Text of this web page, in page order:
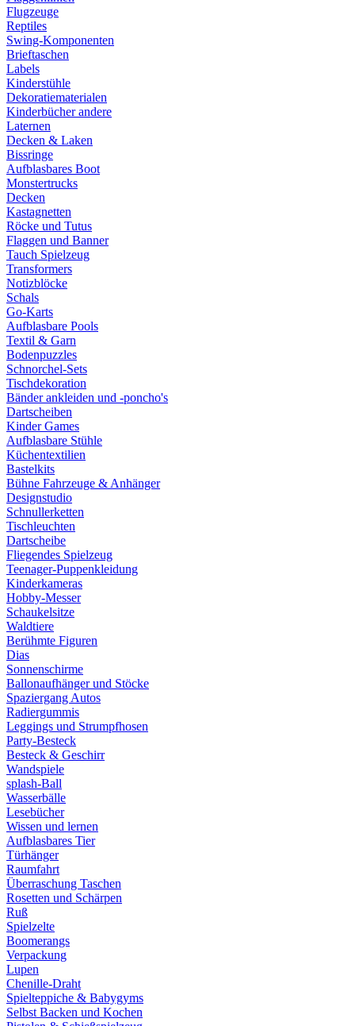
Flugzeuge
Reptiles
Swing-Komponenten
Brieftaschen
Labels
Kinderstühle
Dekoratiematerialen
Kinderbücher andere
Laternen
Decken & Laken
Bissringe
Aufblasbares Boot
Monstertrucks
Decken
Kastagnetten
Röcke und Tutus
Flaggen und Banner
Tauch Spielzeug
Transformers
Notizblöcke
Schals
Go-Karts
Aufblasbare Pools
Textil & Garn
Bodenpuzzles
Schnorchel-Sets
Tischdekoration
Bänder ankleiden und -poncho's
Dartscheiben
Kinder Games
Aufblasbare Stühle
Küchentextilien
Bastelkits
Bühne Fahrzeuge & Anhänger
Designstudio
Schnullerketten
Tischleuchten
Dartscheibe
Fliegendes Spielzeug
Teenager-Puppenkleidung
Kinderkameras
Hobby-Messer
Schaukelsitze
Waldtiere
Berühmte Figuren
Dias
Sonnenschirme
Ballonaufhänger und Stöcke
Spaziergang Autos
Radiergummis
Leggings und Strumpfhosen
Party-Besteck
Besteck & Geschirr
Wandspiele
splash-Ball
Wasserbälle
Lesebücher
Wissen und lernen
Aufblasbares Tier
Türhänger
Raumfahrt
Überraschung Taschen
Rosetten und Schärpen
Ruß
Spielzelte
Boomerangs
Verpackung
Lupen
Chenille-Draht
Spielteppiche & Babygyms
Selbst Backen und Kochen